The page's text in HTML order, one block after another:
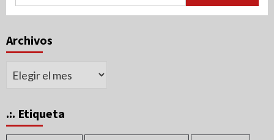
Archivos
Archivos
.:. Etiqueta